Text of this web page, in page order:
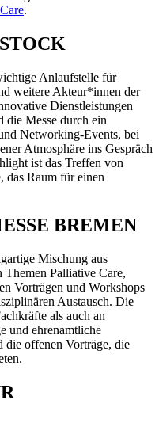
.
Anlaufstelle für
weitere Akteur*innen der
Dienstleistungen
die Messe durch ein
Networking-Events, bei
Atmosphäre ins Gespräch
ist das Treffen von
das Raum für einen
BREMEN
Mischung aus
Themen Palliative Care,
Vorträgen und Workshops
Austausch. Die
als auch an
und ehrenamtliche
offenen Vorträge, die